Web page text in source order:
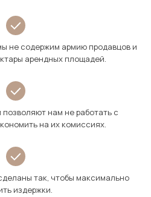
не содержим армию продавцов и
арендных площадей.
нам не работать с
на их комиссиях.
так, чтобы максимально
издержки.